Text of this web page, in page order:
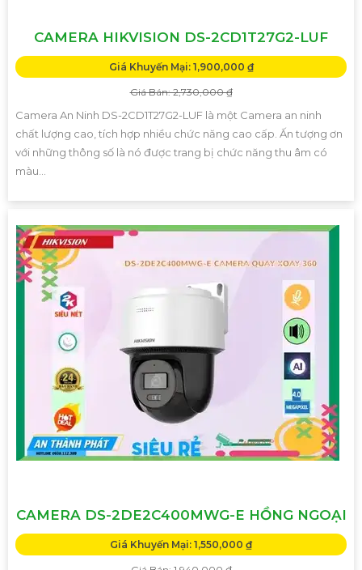
CAMERA HIKVISION DS-2CD1T27G2-LUF
Giá Khuyến Mại: 1,900,000 ₫
Giá Bán: 2,730,000 ₫
Camera An Ninh DS-2CD1T27G2-LUF là một Camera an ninh
chất lượng cao, tích hợp nhiều chức năng cao cấp. Ấn tượng ơn
với những thông số là nó được trang bị chức năng thu âm có
màu...
CAMERA DS-2DE2C400MWG-E HỒNG NGOẠI
Giá Khuyến Mại: 1,550,000 ₫